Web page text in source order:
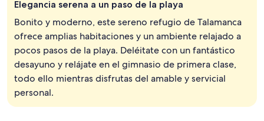
2 restaurantes; se sirven desayunos,
5.0 estrellas
Elegancia serena a un paso de la playa
Bonito y moderno, este sereno refugio de Talamanca
ofrece amplias habitaciones y un ambiente relajado a
pocos pasos de la playa. Deléitate con un fantástico
desayuno y relájate en el gimnasio de primera clase,
todo ello mientras disfrutas del amable y servicial
personal.